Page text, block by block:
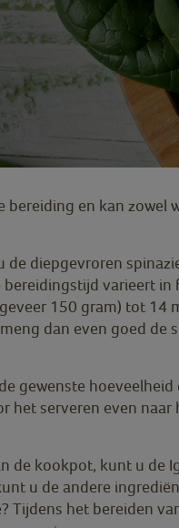
en kan
diepgevroren
varieert
150 gram) tot
dan even goed
gewenste
het serveren even
de kookpot, kunt u de
u de andere
Tijdens het bereiden